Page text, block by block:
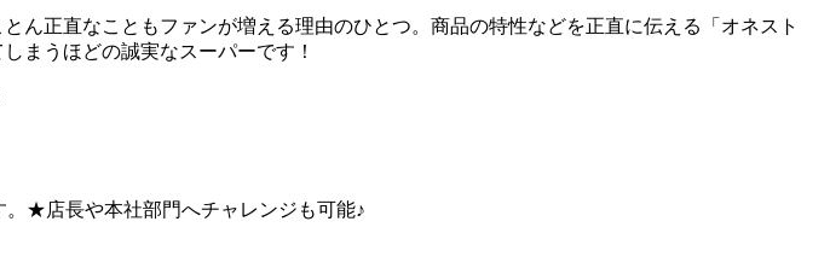
ん正直なこともファンが増える理由のひとつ。商品の特性などを正直に伝える「オネスト
まうほどの誠実なスーパーです！
。★店長や本社部門へチャレンジも可能♪